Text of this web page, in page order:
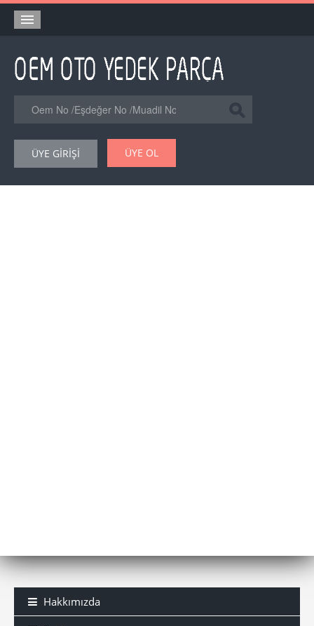
Orjinal Yedek Parça
Eşdeğer Muadil Yedek Parça
Şase Numarası VIN Yedekparça Sorgulama
Hakkımızda
ÜYE GİRİŞİ ÜYE OL
Hakkımızda